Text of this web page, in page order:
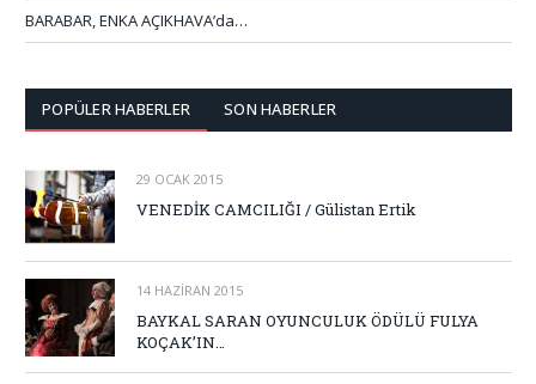
BARABAR, ENKA AÇIKHAVA’da…
POPÜLER HABERLER SON HABERLER
29 OCAK 2015
VENEDİK CAMCILIĞI / Gülistan Ertik
14 HAZIRAN 2015
BAYKAL SARAN OYUNCULUK ÖDÜLÜ FULYA
KOÇAK’IN…